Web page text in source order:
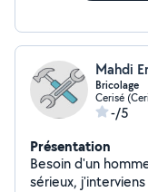
Mahdi
Bricolage
Cerisé
-/5
Présentation
Besoin d'un
sérieux,